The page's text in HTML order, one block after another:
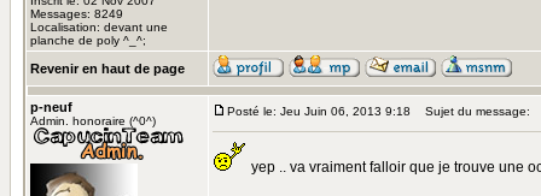
Messages: 8249
Localisation: devant une
planche de poly ^_^;
Revenir en haut de page
p-neuf
Admin. honoraire (^0^)
Posté le: Jeu Juin 06, 2013 9:18 Sujet du message:
yep .. va vraiment falloir que je trouve une